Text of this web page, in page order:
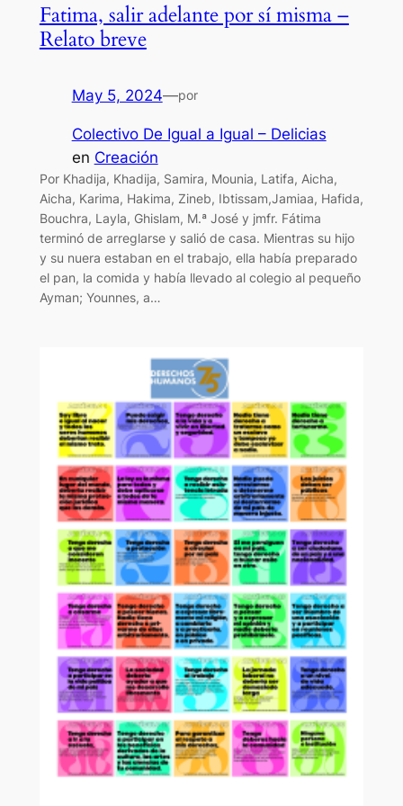
Fatima, salir adelante por sí misma –
Relato breve
May 5, 2024—por
Colectivo De Igual a Igual – Delicias
en Creación
Por Khadija, Khadija, Samira, Mounia, Latifa, Aicha,
Aicha, Karima, Hakima, Zineb, Ibtissam,Jamiaa, Hafida,
Bouchra, Layla, Ghislam, M.ª José y jmfr. Fátima
terminó de arreglarse y salió de casa. Mientras su hijo
y su nuera estaban en el trabajo, ella había preparado
el pan, la comida y había llevado al colegio al pequeño
Ayman; Younnes, a…